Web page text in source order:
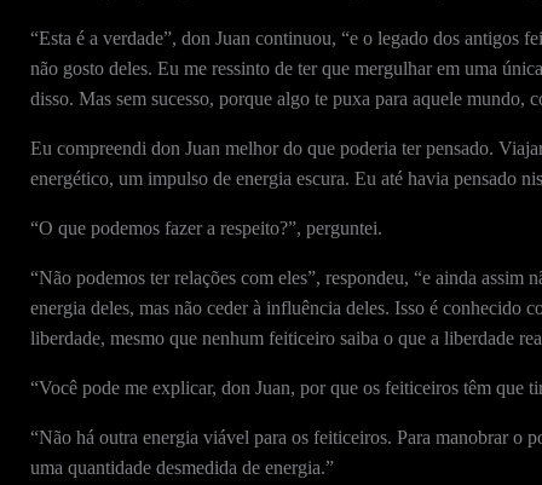
“Esta é a verdade”, don Juan continuou, “e o legado dos antigos
não gosto deles. Eu me ressinto de ter que mergulhar em uma
disso. Mas sem sucesso, porque algo te puxa para aquele mundo,
Eu compreendi don Juan melhor do que poderia ter pensado.
energético, um impulso de energia escura. Eu até havia pensado
“O que podemos fazer a respeito?”, perguntei.
“Não podemos ter relações com eles”, respondeu, “e ainda assim
energia deles, mas não ceder à influência deles. Isso é conhecido
liberdade, mesmo que nenhum feiticeiro saiba o que a liberdade
“Você pode me explicar, don Juan, por que os feiticeiros têm que
“Não há outra energia viável para os feiticeiros. Para manobrar o
uma quantidade desmedida de energia.”